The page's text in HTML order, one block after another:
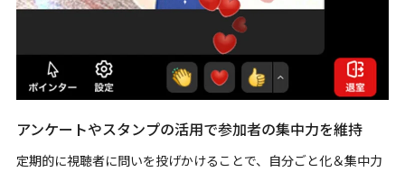
アンケートやスタンプの活用で参加者の集中力を維持
定期的に視聴者に問いを投げかけることで、自分ごと化＆集中力